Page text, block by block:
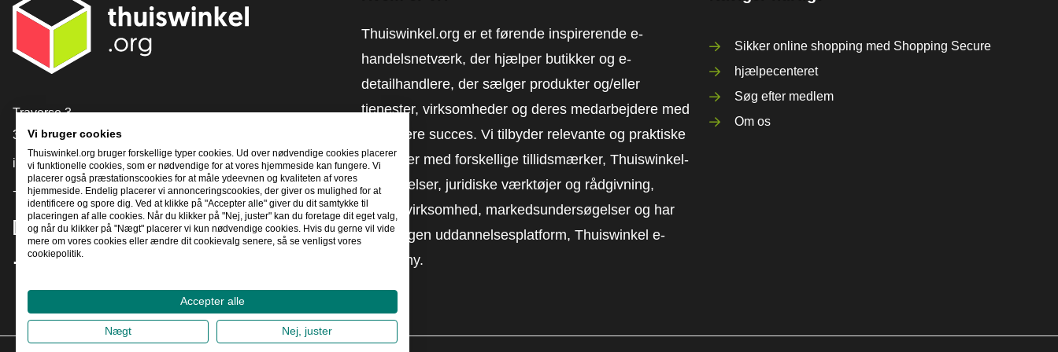
[_General:Contact]
Traverse 3
3905 NL Veenendaal
info@thuiswinkel.org
+31 (0)318 64 85 75
[_General:SocialMediaTitle]
Thuiswinkel.org er et førende inspirerende e-
handelsnetværk, der hjælper butikker og e-
detailhandlere, der sælger produkter og/eller
tjenester, virksomheder og deres medarbejdere med
at få mere succes. Vi tilbyder relevante og praktiske
løsninger med forskellige tillidsmærker, Thuiswinkel-
anmeldelser, juridiske værktøjer og rådgivning,
fortalervirksomhed, markedsundersøgelser og har
vores egen uddannelsesplatform, Thuiswinkel e-
Academy.
Sikker online shopping med Shopping Secure
hjælpecenteret
Søg efter medlem
Om os
Vi bruger cookies
Thuiswinkel.org bruger forskellige typer cookies. Ud over nødvendige cookies placerer
vi funktionelle cookies, som er nødvendige for at vores hjemmeside kan fungere. Vi
placerer også præstationscookies for at måle ydeevnen og kvaliteten af ​​vores
hjemmeside. Endelig placerer vi annonceringscookies, der giver os mulighed for at
identificere og spore dig. Ved at klikke på "Accepter alle" giver du dit samtykke til
placeringen af ​​alle cookies. Når du klikker på "Nej, juster" kan du foretage dit eget valg,
og når du klikker på "Nægt" placerer vi kun nødvendige cookies. Hvis du gerne vil vide
mere om vores cookies eller ændre dit cookievalg senere, så se venligst vores
cookiepolitik.
Accepter alle
Nægt Nej, juster